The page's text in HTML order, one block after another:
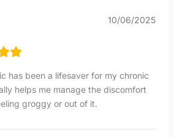
10/06/2025
has been a lifesaver for my chronic
helps me manage the discomfort
groggy or out of it.